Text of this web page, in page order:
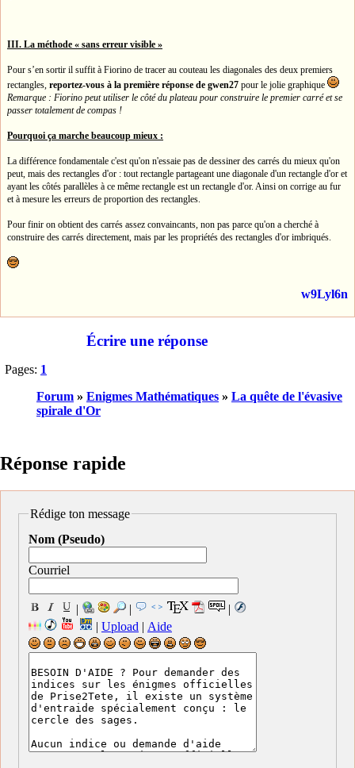
III. La méthode « sans erreur visible »
Pour s’en sortir il suffit à Fiorino de tracer au couteau les diagonales des deux premiers
rectangles, reportez-vous à la première réponse de gwen27 pour le jolie graphique
Remarque : Fiorino peut utiliser le côté du plateau pour construire le premier carré et se
passer totalement de compas !
Pourquoi ça marche beaucoup mieux :
La différence fondamentale c'est qu'on n'essaie pas de dessiner des carrés du mieux qu'on
peut, mais des rectangles d'or : tout rectangle partageant une diagonale d'un rectangle d'or et
ayant les côtés parallèles à ce même rectangle est un rectangle d'or. Ainsi on corrige au fur
et à mesure les erreurs de proportion des rectangles.
Pour finir on obtient des carrés assez convaincants, non pas parce qu'on a cherché à
construire des carrés directement, mais par les propriétés des rectangles d'or imbriqués.
w9Lyl6n
Écrire une réponse
Pages: 1
Forum » Enigmes Mathématiques » La quête de l'évasive
spirale d'Or
Réponse rapide
Rédige ton message
Nom (Pseudo)
Courriel
| |
|
| Upload | Aide